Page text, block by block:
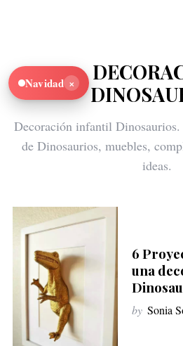
Decoración infantil Dinosaurios.
de Dinosaurios, muebles,
ideas.
6
una
by Sonia
Navidad ×